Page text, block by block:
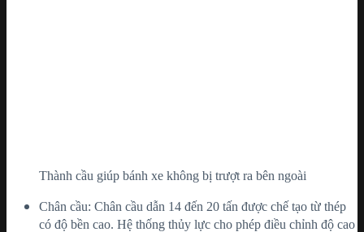
Thành cầu giúp bánh xe không bị trượt ra bên ngoài
Chân cầu: Chân cầu dẫn 14 đến 20 tấn được chế tạo từ thép
có độ bền cao. Hệ thống thủy lực cho phép điều chỉnh độ cao